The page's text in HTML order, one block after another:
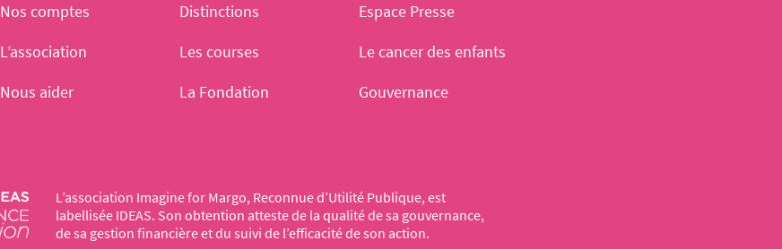
L’association Imagine for Margo, Reconnue d’Utilité Publique, est
labellisée IDEAS. Son obtention atteste de la qualité de sa gouvernance,
de sa gestion financière et du suivi de l’efficacité de son action.
Nos comptes Distinctions
Espace Presse
L’association Les courses
Le cancer des enfants
Nous aider La Fondation
Gouvernance